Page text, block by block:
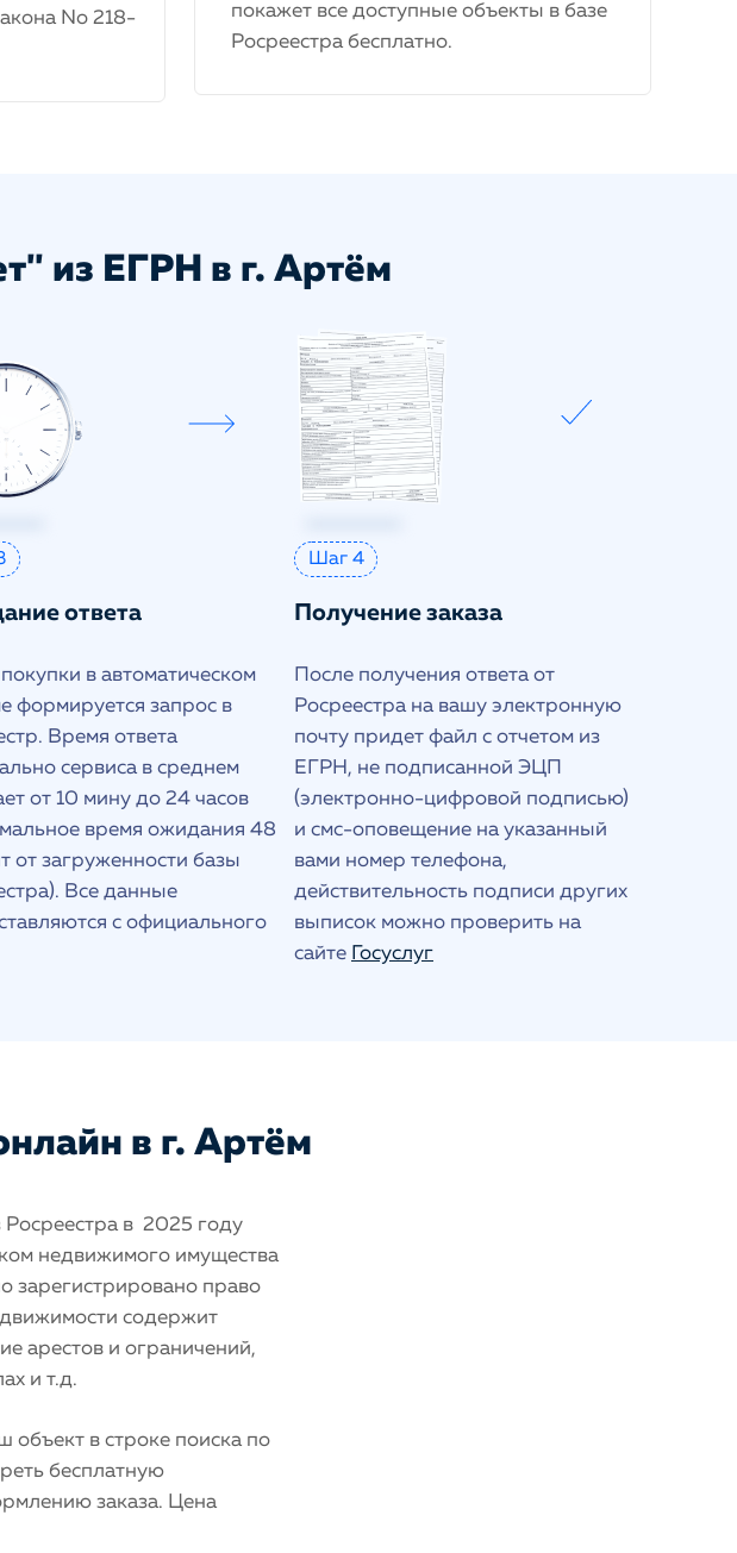
No 218-
покажет все доступные объекты в базе
Росреестра бесплатно.
из ЕГРН в г. Артём
ответа
в автоматическом
формируется запрос в
Время ответа
сервиса в среднем
от 10 мину до 24 часов
время ожидания 48
от загруженности базы
Все данные
с официального
Шаг 4
Получение заказа
После получения ответа от
Росреестра на вашу электронную
почту придет файл с отчетом из
ЕГРН, не подписанной ЭЦП
(электронно-цифровой подписью)
и смс-оповещение на указанный
вами номер телефона,
действительность подписи других
выписок можно проверить на
сайте Госуслуг
в г. Артём
Росреестра в 2025 году
недвижимого имущества
зарегистрировано право
содержит
арестов и ограничений,
и т.д.
объект в строке поиска по
бесплатную
заказа. Цена